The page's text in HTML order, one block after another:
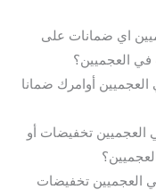
اي ضمانات على
العجميين؟
أوامرك ضمانا
تخفيضات أو
العجميين تخفيضات